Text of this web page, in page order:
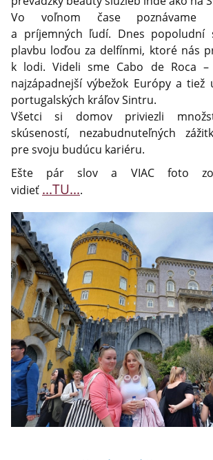
Vo voľnom čase poznávame
a príjemných ľudí. Dnes popoludní
plavbu loďou za delfínmi, ktoré nás
k lodi. Videli sme Cabo de Roca –
najzápadnejší výbežok Európy a tiež
portugalských kráľov Sintru.
Všetci si domov priviezli
skúseností, nezabudnuteľných
pre svoju budúcu kariéru.
Ešte pár slov a VIAC foto
vidieť ...TU....